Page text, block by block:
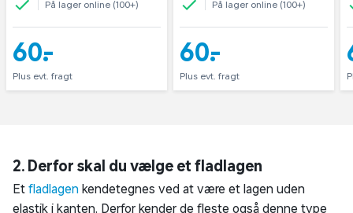
På lager online (100+)
60,-
Plus evt. fragt
På lager online (100+)
60,-
Plus evt. fragt
2. Derfor skal du vælge et fladlagen
Et fladlagen kendetegnes ved at være et lagen uden
elastik i kanten. Derfor kender de fleste også denne type